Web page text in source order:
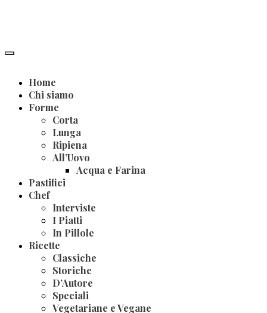
Home
Chi siamo
Forme
Corta
Lunga
Ripiena
All’Uovo
Acqua e Farina
Pastifici
Chef
Interviste
I Piatti
In Pillole
Ricette
Classiche
Storiche
D’Autore
Speciali
Vegetariane e Vegane